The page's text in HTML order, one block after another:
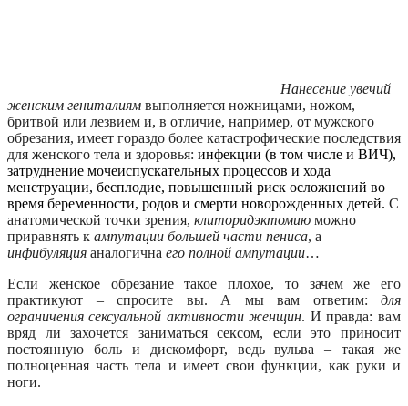
Нанесение увечий
женским гениталиям выполняется ножницами, ножом,
бритвой или лезвием и, в отличие, например, от мужского
обрезания, имеет гораздо более катастрофические последствия
для женского тела и здоровья: инфекции (в том числе и ВИЧ),
затруднение мочеиспускательных процессов и хода
менструации, бесплодие, повышенный риск осложнений во
время беременности, родов и смерти новорожденных детей. С
анатомической точки зрения, клиторидэктомию можно
приравнять к ампутации большей части пениса, а
инфибуляция аналогична его полной ампутации…
Если женское обрезание такое плохое, то зачем же его
практикуют – спросите вы. А мы вам ответим: для
ограничения сексуальной активности женщин. И правда: вам
вряд ли захочется заниматься сексом, если это приносит
постоянную боль и дискомфорт, ведь вульва – такая же
полноценная часть тела и имеет свои функции, как руки и
ноги.